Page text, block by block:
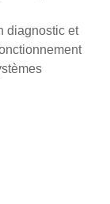
diagnostic et